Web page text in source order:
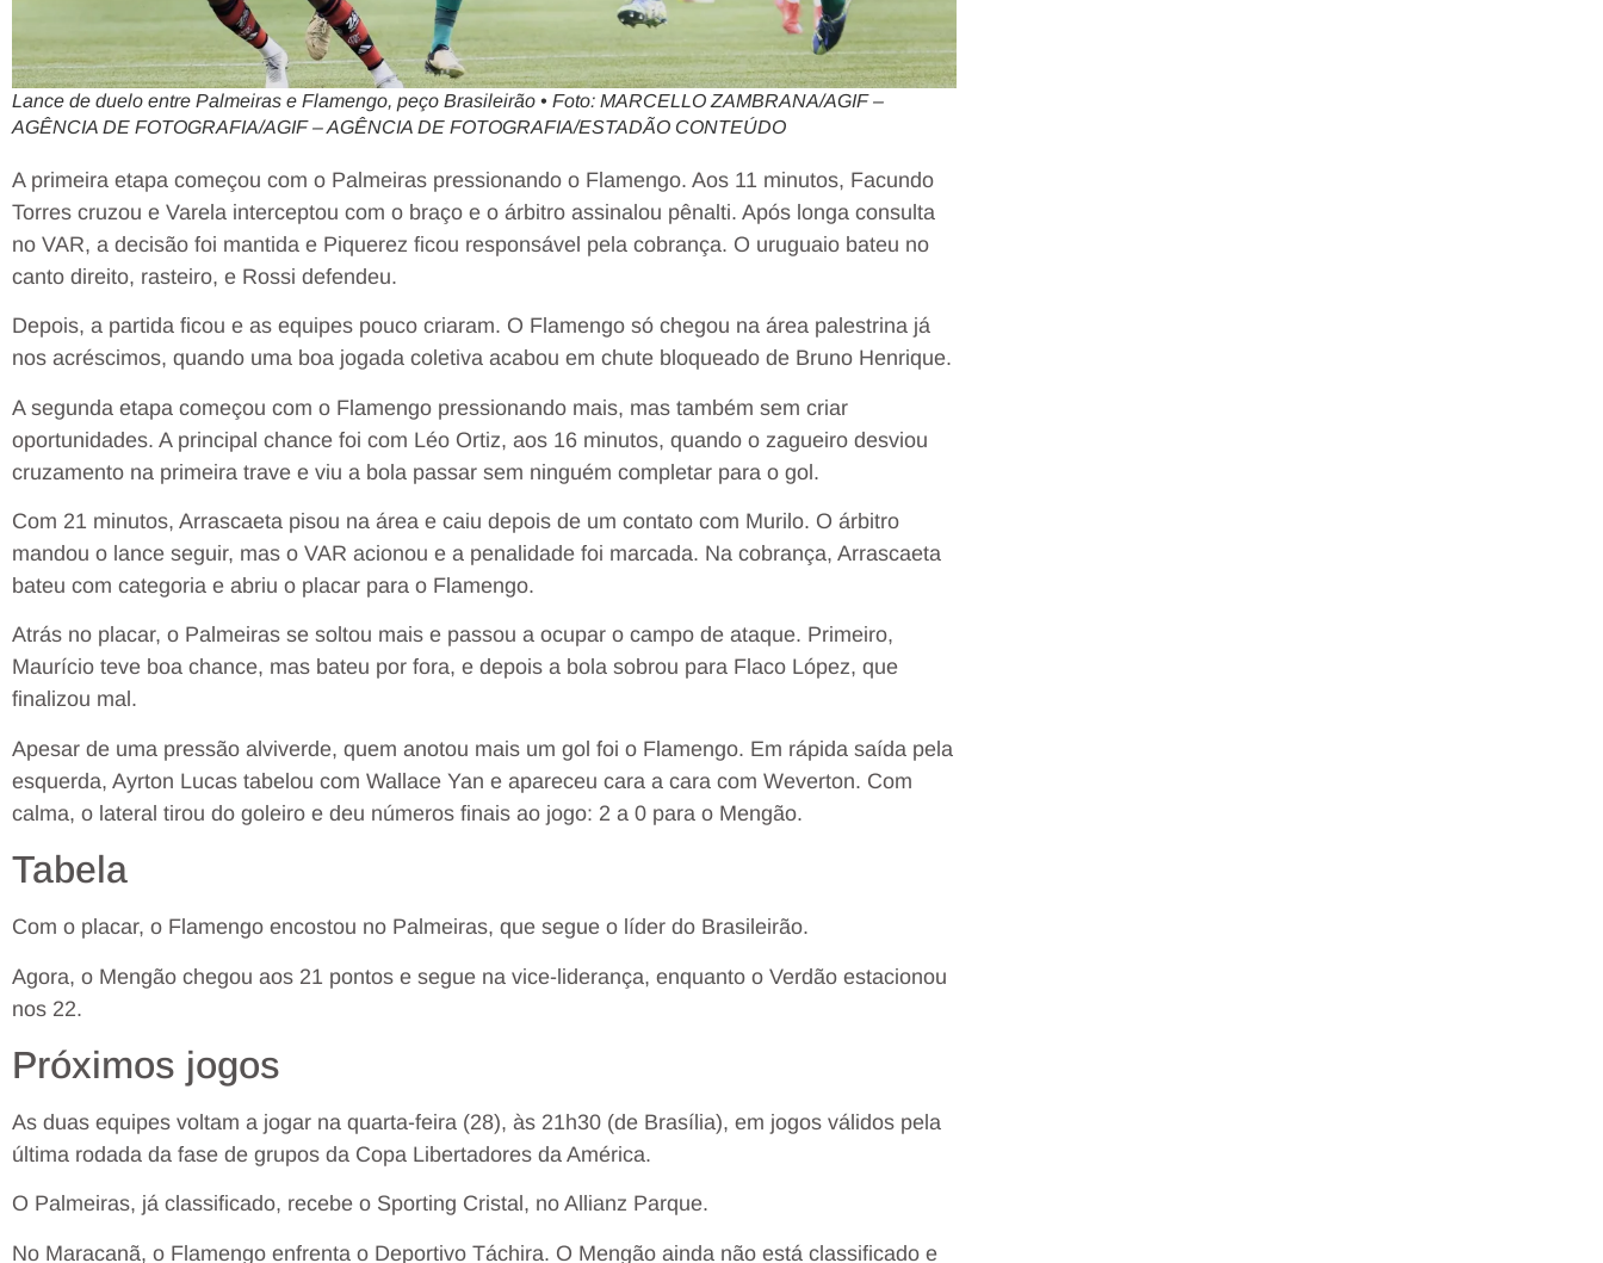
Lance de duelo entre Palmeiras e Flamengo, peço Brasileirão • Foto: MARCELLO ZAMBRANA/AGIF –
AGÊNCIA DE FOTOGRAFIA/AGIF – AGÊNCIA DE FOTOGRAFIA/ESTADÃO CONTEÚDO
A primeira etapa começou com o Palmeiras pressionando o Flamengo. Aos 11 minutos, Facundo
Torres cruzou e Varela interceptou com o braço e o árbitro assinalou pênalti. Após longa consulta
no VAR, a decisão foi mantida e Piquerez ficou responsável pela cobrança. O uruguaio bateu no
canto direito, rasteiro, e Rossi defendeu.
Depois, a partida ficou e as equipes pouco criaram. O Flamengo só chegou na área palestrina já
nos acréscimos, quando uma boa jogada coletiva acabou em chute bloqueado de Bruno Henrique.
A segunda etapa começou com o Flamengo pressionando mais, mas também sem criar
oportunidades. A principal chance foi com Léo Ortiz, aos 16 minutos, quando o zagueiro desviou
cruzamento na primeira trave e viu a bola passar sem ninguém completar para o gol.
Com 21 minutos, Arrascaeta pisou na área e caiu depois de um contato com Murilo. O árbitro
mandou o lance seguir, mas o VAR acionou e a penalidade foi marcada. Na cobrança, Arrascaeta
bateu com categoria e abriu o placar para o Flamengo.
Atrás no placar, o Palmeiras se soltou mais e passou a ocupar o campo de ataque. Primeiro,
Maurício teve boa chance, mas bateu por fora, e depois a bola sobrou para Flaco López, que
finalizou mal.
Apesar de uma pressão alviverde, quem anotou mais um gol foi o Flamengo. Em rápida saída pela
esquerda, Ayrton Lucas tabelou com Wallace Yan e apareceu cara a cara com Weverton. Com
calma, o lateral tirou do goleiro e deu números finais ao jogo: 2 a 0 para o Mengão.
Tabela
Com o placar, o Flamengo encostou no Palmeiras, que segue o líder do Brasileirão.
Agora, o Mengão chegou aos 21 pontos e segue na vice-liderança, enquanto o Verdão estacionou
nos 22.
Próximos jogos
As duas equipes voltam a jogar na quarta-feira (28), às 21h30 (de Brasília), em jogos válidos pela
última rodada da fase de grupos da Copa Libertadores da América.
O Palmeiras, já classificado, recebe o Sporting Cristal, no Allianz Parque.
No Maracanã, o Flamengo enfrenta o Deportivo Táchira. O Mengão ainda não está classificado e